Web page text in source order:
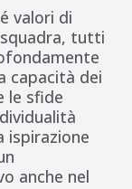
valori di
tutti
capacità dei
le sfide
ispirazione
anche nel